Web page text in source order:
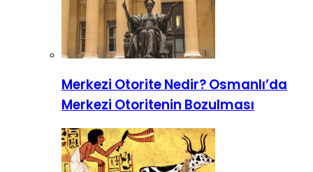
Merkezi Otorite Nedir? Osmanlı’da
Merkezi Otoritenin Bozulması